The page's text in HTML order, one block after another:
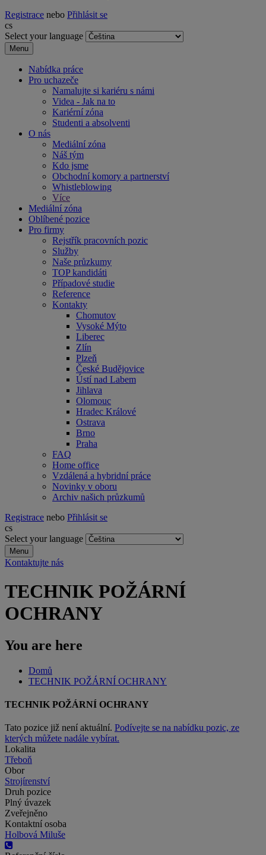
Registrace nebo Přihlásit se
cs
Select your language
Menu
Nabídka práce
Pro uchazeče
Namalujte si kariéru s námi
Videa - Jak na to
Kariérní zóna
Studenti a absolventi
O nás
Mediální zóna
Náš tým
Kdo jsme
Obchodní komory a partnerství
Whistleblowing
Více
Mediální zóna
Oblíbené pozice
Pro firmy
Rejstřík pracovních pozic
Služby
Naše průzkumy
TOP kandidáti
Případové studie
Reference
Kontakty
Chomutov
Vysoké Mýto
Liberec
Zlín
Plzeň
České Budějovice
Ústí nad Labem
Jihlava
Olomouc
Hradec Králové
Ostrava
Brno
Praha
FAQ
Home office
Vzdálená a hybridní práce
Novinky v oboru
Archiv našich průzkumů
Registrace nebo Přihlásit se
cs
Select your language
Menu
Kontaktujte nás
TECHNIK POŽÁRNÍ
OCHRANY
You are here
Domů
TECHNIK POŽÁRNÍ OCHRANY
TECHNIK POŽÁRNÍ OCHRANY
Tato pozice již není aktuální. Podívejte se na nabídku pozic, ze
kterých můžete nadále vybírat.
Lokalita
Třeboň
Obor
Strojírenství
Druh pozice
Plný úvazek
Zveřejněno
Kontaktní osoba
Holbová Miluše